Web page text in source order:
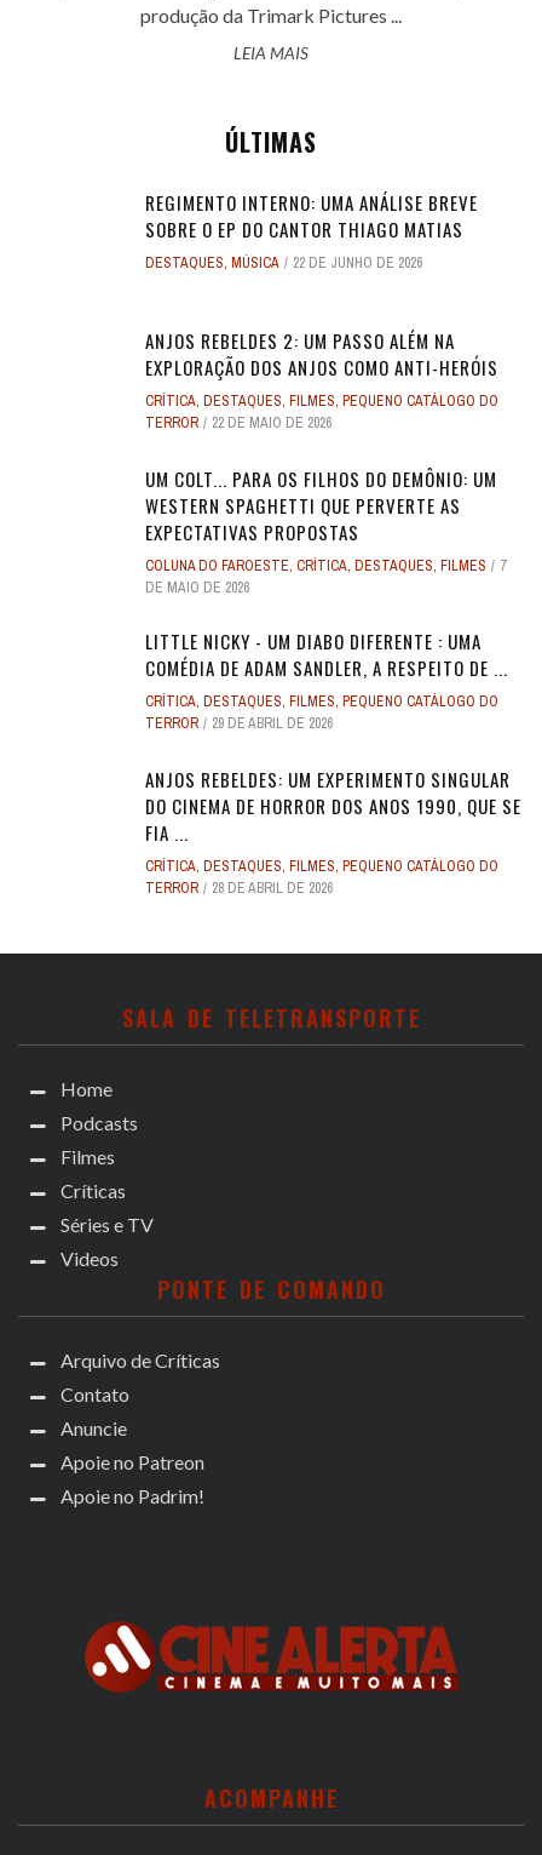
produção da Trimark Pictures ...
LEIA MAIS
ÚLTIMAS
REGIMENTO INTERNO: UMA ANÁLISE BREVE
SOBRE O EP DO CANTOR THIAGO MATIAS
DESTAQUES, MÚSICA 22 DE JUNHO DE 2026
ANJOS REBELDES 2: UM PASSO ALÉM NA
EXPLORAÇÃO DOS ANJOS COMO ANTI-HERÓIS
CRÍTICA, DESTAQUES, FILMES, PEQUENO CATÁLOGO DO
TERROR
22 DE MAIO DE 2026
UM COLT... PARA OS FILHOS DO DEMÔNIO: UM
WESTERN SPAGHETTI QUE PERVERTE AS
EXPECTATIVAS PROPOSTAS
COLUNA DO FAROESTE, CRÍTICA, DESTAQUES, FILMES
7
DE MAIO DE 2026
LITTLE NICKY - UM DIABO DIFERENTE : UMA
COMÉDIA DE ADAM SANDLER, A RESPEITO DE ...
CRÍTICA, DESTAQUES, FILMES, PEQUENO CATÁLOGO DO
TERROR
29 DE ABRIL DE 2026
ANJOS REBELDES: UM EXPERIMENTO SINGULAR
DO CINEMA DE HORROR DOS ANOS 1990, QUE SE
FIA ...
CRÍTICA, DESTAQUES, FILMES, PEQUENO CATÁLOGO DO
TERROR
28 DE ABRIL DE 2026
SALA DE TELETRANSPORTE
Home
Podcasts
Filmes
Críticas
Séries e TV
Videos
PONTE DE COMANDO
Arquivo de Críticas
Contato
Anuncie
Apoie no Patreon
Apoie no Padrim!
ACOMPANHE